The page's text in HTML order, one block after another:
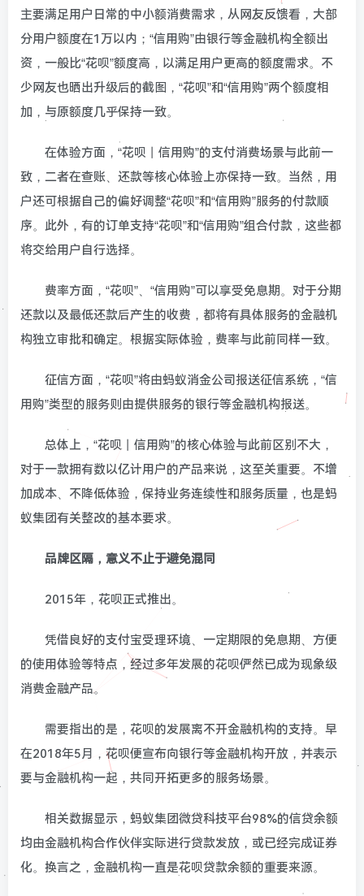
主要满足用户日常的中小额消费需求，从网友反馈看，大部
分用户额度在1万以内；“信用购”由银行等金融机构全额出
资，一般比“花呗”额度高，以满足用户更高的额度需求。不
少网友也晒出升级后的截图，“花呗”和“信用购”两个额度相
加，与原额度几乎保持一致。
在体验方面，“花呗丨信用购”的支付消费场景与此前一
致，二者在查账、还款等核心体验上亦保持一致。当然，用
户还可根据自己的偏好调整“花呗”和“信用购”服务的付款顺
序。此外，有的订单支持“花呗”和“信用购”组合付款，这些都
将交给用户自行选择。
费率方面，“花呗”、“信用购”可以享受免息期。对于分期
还款以及最低还款后产生的收费，都将有具体服务的金融机
构独立审批和确定。根据实际体验，费率与此前同样一致。
征信方面，“花呗”将由蚂蚁消金公司报送征信系统，“信
用购”类型的服务则由提供服务的银行等金融机构报送。
总体上，“花呗丨信用购”的核心体验与此前区别不大，
对于一款拥有数以亿计用户的产品来说，这至关重要。不增
加成本、不降低体验，保持业务连续性和服务质量，也是蚂
蚁集团有关整改的基本要求。
品牌区隔，意义不止于避免混同
2015年，花呗正式推出。
凭借良好的支付宝受理环境、一定期限的免息期、方便
的使用体验等特点，经过多年发展的花呗俨然已成为现象级
消费金融产品。
需要指出的是，花呗的发展离不开金融机构的支持。早
在2018年5月，花呗便宣布向银行等金融机构开放，并表示
要与金融机构一起，共同开拓更多的服务场景。
相关数据显示，蚂蚁集团微贷科技平台98%的信贷余额
均由金融机构合作伙伴实际进行贷款发放，或已经完成证券
化。换言之，金融机构一直是花呗贷款余额的重要来源。